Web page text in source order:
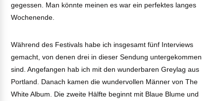
gegessen. Man könnte meinen es war ein perfektes langes
Wochenende.
Während des Festivals habe ich insgesamt fünf Interviews
gemacht, von denen drei in dieser Sendung untergekommen
sind. Angefangen hab ich mit den wunderbaren Greylag aus
Portland. Danach kamen die wundervollen Männer von The
White Album. Die zweite Hälfte beginnt mit Blaue Blume und